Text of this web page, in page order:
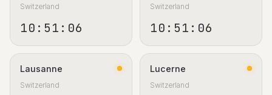
Switzerland
10:51:07
Switzerland
10:51:07
Lausanne
Switzerland
Lucerne
Switzerland